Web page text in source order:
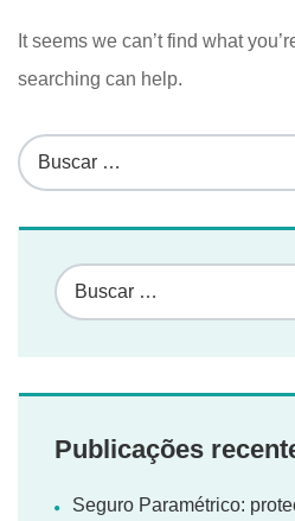
It seems we can’t find what
searching can help.
Publicações
Seguro Paramétrico: